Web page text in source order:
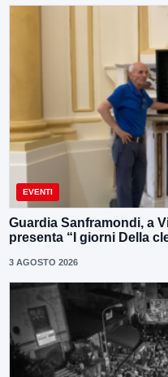
EVENTI
Guardia Sanframondi, a
presenta “I giorni Della
3 AGOSTO 2026